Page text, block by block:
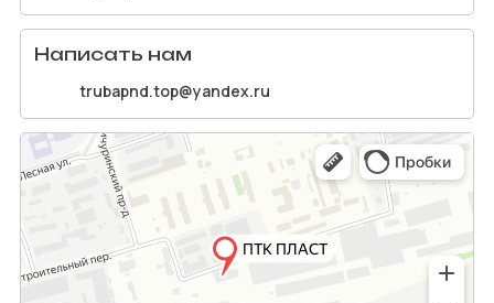
Написать нам
trubapnd.top@yandex.ru